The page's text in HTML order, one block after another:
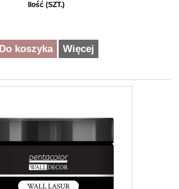
Ilość (SZT.)
Do koszyka Więcej